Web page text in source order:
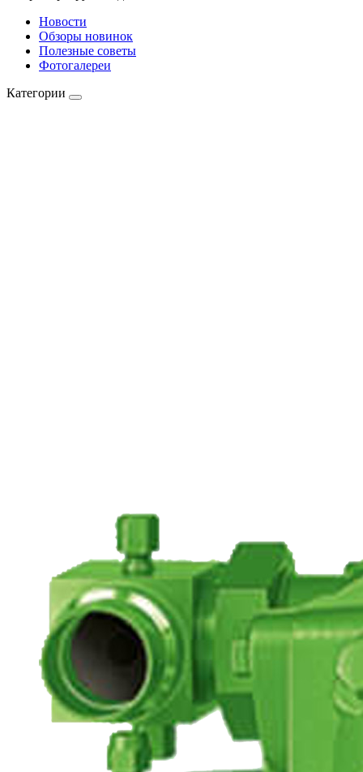
Новости
Обзоры новинок
Полезные советы
Фотогалереи
Категории